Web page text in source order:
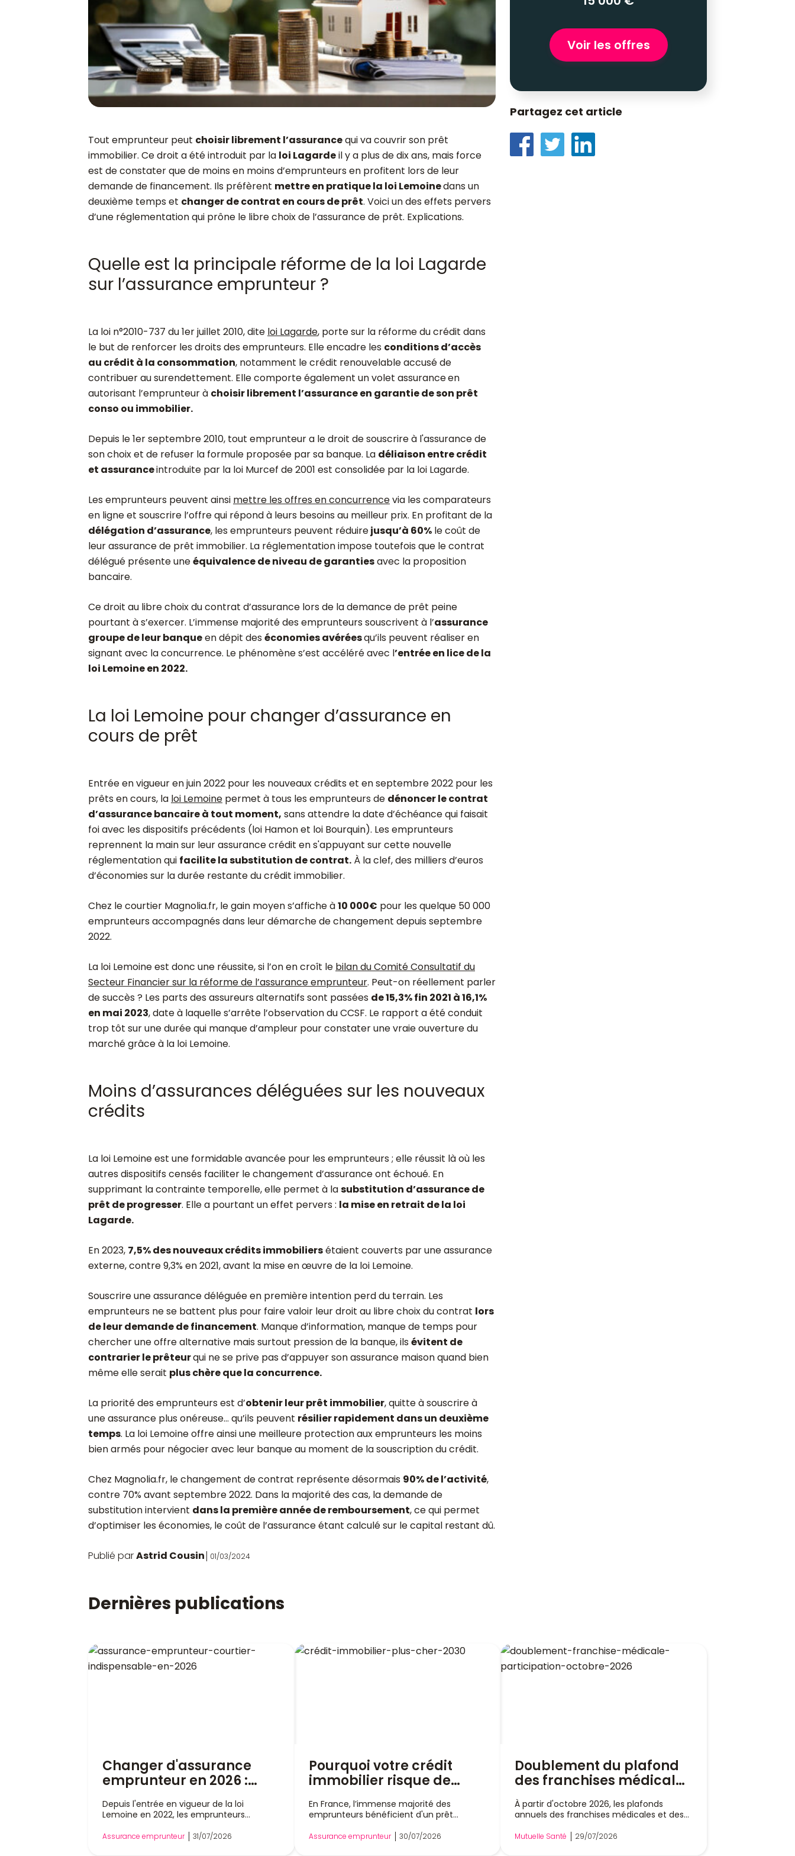
Tout emprunteur peut choisir librement l’assurancequi va couvrir son prêt
immobilier. Ce droit a été introduit par la loi Lagardeil y a plus de dix ans, mais force
est de constater que de moins en moins d’emprunteurs en profitent lors de leur
demande de financement. Ils préfèrent mettre en pratique la loi Lemoinedans un
deuxième temps et changer de contrat en cours de prêt. Voici un des effets pervers
d’une réglementation qui prône le libre choix de l’assurance de prêt. Explications.
Quelle est la principale réforme de la loi Lagarde
sur l’assurance emprunteur ?
La loi n°2010-737 du 1erjuillet 2010, dite loi Lagarde, porte sur la réforme du crédit dans
le but de renforcer les droits des emprunteurs. Elle encadre les conditions d’accès
au crédit à la consommation, notamment le crédit renouvelable accusé de
contribuer au surendettement. Elle comporte également un volet assuranceen
autorisant l’emprunteur à choisir librement l’assurance en garantie de son prêt
conso ou immobilier.
Depuis le 1erseptembre 2010, tout emprunteur a le droit de souscrire à l'assurance de
son choix et de refuser la formule proposée par sa banque. La déliaison entre crédit
et assuranceintroduite par la loi Murcef de 2001 est consolidée par la loi Lagarde.
Les emprunteurs peuvent ainsi mettre les offres en concurrencevia les comparateurs
en ligne et souscrire l’offre qui répond à leurs besoins au meilleur prix. En profitant de la
délégation d’assurance, les emprunteurs peuvent réduirejusqu’à 60% le coût de
leur assurance de prêt immobilier. La réglementation impose toutefois que le contrat
délégué présente uneéquivalence de niveau de garantiesavec la proposition
bancaire.
Ce droit au libre choix du contrat d’assurance lors de la demance de prêt peine
pourtant à s’exercer. L’immense majorité des emprunteurs souscrivent à l’assurance
groupe de leur banqueen dépit deséconomies avéréesqu’ils peuvent réaliser en
signant avec la concurrence. Le phénomène s’est accéléré avec l’entrée en lice de la
loi Lemoine en 2022.
La loi Lemoine pour changer d’assurance en
cours de prêt
Entrée en vigueur en juin 2022 pour les nouveaux crédits et en septembre 2022 pour les
prêts en cours, la loi Lemoine permet à tous les emprunteurs de dénoncer le contrat
d’assurance bancaire à tout moment, sans attendre la date d’échéance qui faisait
foi avec les dispositifs précédents (loi Hamon et loi Bourquin). Les emprunteurs
reprennent la main sur leur assurance crédit en s'appuyant sur cette nouvelle
réglementation qui facilite la substitution de contrat. À la clef, des milliers d’euros
d’économies sur la durée restante du crédit immobilier.
Chez le courtier Magnolia.fr, le gain moyen s’affiche à10 000€ pour les quelque 50 000
emprunteurs accompagnés dans leur démarche de changement depuis septembre
2022.
La loi Lemoine est donc une réussite, si l’on en croît le bilan du Comité Consultatif du
Secteur Financier sur la réforme de l’assurance emprunteur. Peut-on réellement parler
de succès ? Les parts des assureurs alternatifs sont passées de 15,3% fin 2021 à 16,1%
en mai 2023, date à laquelle s’arrête l’observation du CCSF. Le rapport a été conduit
trop tôt sur une durée qui manque d’ampleur pour constater une vraie ouverture du
marché grâce à la loi Lemoine.
Moins d’assurances déléguées sur les nouveaux
crédits
La loi Lemoine est une formidable avancée pour les emprunteurs ; elle réussit là où les
autres dispositifs censés faciliter le changement d’assurance ont échoué. En
supprimant la contrainte temporelle, elle permet à lasubstitution d’assurance de
prêt de progresser. Elle a pourtant un effet pervers : la mise en retrait de la loi
Lagarde.
En 2023, 7,5% des nouveaux crédits immobiliersétaient couverts par une assurance
externe, contre 9,3% en 2021, avant la mise en œuvre de la loi Lemoine.
Souscrire une assurance déléguée en première intention perd du terrain. Les
emprunteurs ne se battent plus pour faire valoir leur droit au libre choix du contrat lors
de leur demande de financement. Manque d’information, manque de temps pour
chercher une offre alternative mais surtout pression de la banque, ilsévitent de
contrarier le prêteurqui ne se prive pas d’appuyer son assurance maison quand bien
même elle serait plus chère que la concurrence.
La priorité des emprunteurs est d’obtenir leur prêt immobilier, quitte à souscrire à
une assurance plus onéreuse… qu’ils peuvent résilier rapidement dans un deuxième
temps. La loi Lemoine offre ainsi une meilleure protection aux emprunteurs les moins
bien armés pour négocier avec leur banque au moment de la souscription du crédit.
Chez Magnolia.fr, le changement de contrat représente désormais 90% de l’activité,
contre 70% avant septembre 2022. Dans la majorité des cas, la demande de
substitution intervient dans la première année de remboursement, ce qui permet
d’optimiser les économies, le coût de l’assurance étant calculé sur le capital restant dû.
Publié parAstrid Cousin 01/03/2024
Voir les offres
Partagez cet article
Dernières publications
Changer d'assurance
emprunteur en 2026 :
pourquoi un courtier est
indispensable
Depuis l'entrée en vigueur de la loi
Lemoine en 2022, les emprunteurs
immobilier à tout moment, sans attendre
Assurance emprunteur 31/07/2026
Pourquoi votre crédit
immobilier risque de
En France, l’immense majorité des
emprunteurs bénéficient d'un prêt
garantit des mensualités stables pendant
Assurance emprunteur 30/07/2026
Doublement du plafond
des franchises médicales
et participations
forfaitaires en octobre
votre budget et les
À partir d'octobre 2026, les plafonds
annuels des franchises médicales et des
passeront chacun de 50 à 100 € par an. Au
Mutuelle Santé 29/07/2026